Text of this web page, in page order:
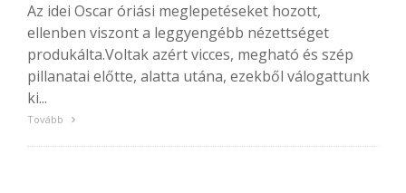
Az idei Oscar óriási meglepetéseket hozott,
ellenben viszont a leggyengébb nézettséget
produkálta.Voltak azért vicces, megható és szép
pillanatai előtte, alatta utána, ezekből válogattunk
ki...
Tovább